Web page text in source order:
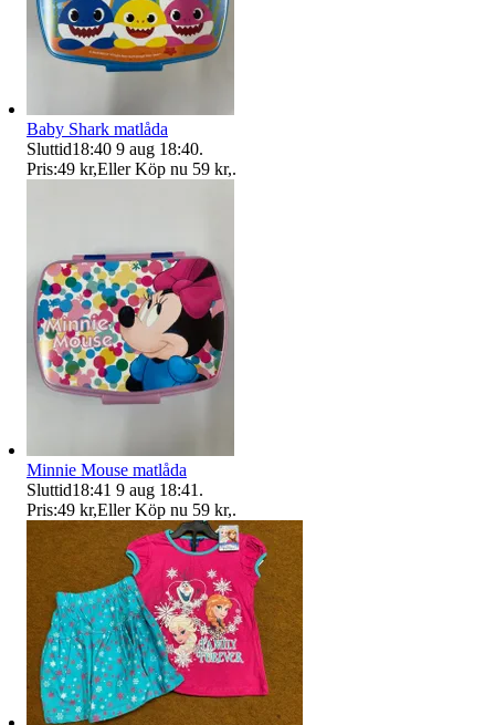
Baby Shark matlåda
Sluttid18:40 9 aug 18:40.
Pris:49 kr,Eller Köp nu 59 kr,.
Minnie Mouse matlåda
Sluttid18:41 9 aug 18:41 .
Pris:49 kr,Eller Köp nu 59 kr,.